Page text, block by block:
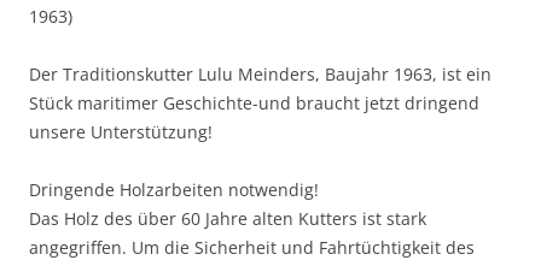
1963)
Der Traditionskutter Lulu Meinders, Baujahr 1963, ist ein
Stück maritimer Geschichte-und braucht jetzt dringend
unsere Unterstützung!
Dringende Holzarbeiten notwendig!
Das Holz des über 60 Jahre alten Kutters ist stark
angegriffen. Um die Sicherheit und Fahrtüchtigkeit des